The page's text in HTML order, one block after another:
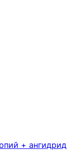
+ ангидрид